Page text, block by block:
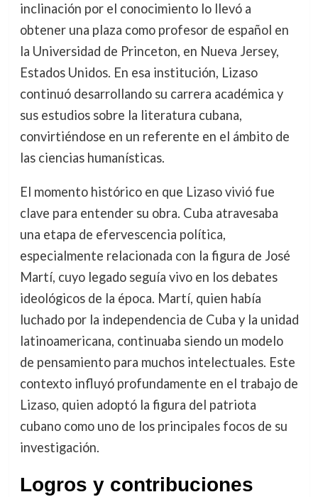
inclinación por el conocimiento lo llevó a
obtener una plaza como profesor de español en
la Universidad de Princeton, en Nueva Jersey,
Estados Unidos. En esa institución, Lizaso
continuó desarrollando su carrera académica y
sus estudios sobre la literatura cubana,
convirtiéndose en un referente en el ámbito de
las ciencias humanísticas.
El momento histórico en que Lizaso vivió fue
clave para entender su obra. Cuba atravesaba
una etapa de efervescencia política,
especialmente relacionada con la figura de José
Martí, cuyo legado seguía vivo en los debates
ideológicos de la época. Martí, quien había
luchado por la independencia de Cuba y la unidad
latinoamericana, continuaba siendo un modelo
de pensamiento para muchos intelectuales. Este
contexto influyó profundamente en el trabajo de
Lizaso, quien adoptó la figura del patriota
cubano como uno de los principales focos de su
investigación.
Logros y contribuciones